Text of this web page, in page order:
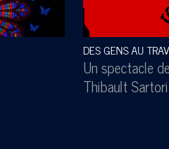
DES GENS AU
Un spectacle de
Thibault Sartori